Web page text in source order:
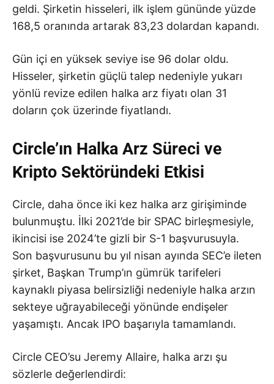
geldi. Şirketin hisseleri, ilk işlem gününde yüzde
168,5 oranında artarak 83,23 dolardan kapandı.
Gün içi en yüksek seviye ise 96 dolar oldu.
Hisseler, şirketin güçlü talep nedeniyle yukarı
yönlü revize edilen halka arz fiyatı olan 31
doların çok üzerinde fiyatlandı.
Circle’ın Halka Arz Süreci ve
Kripto Sektöründeki Etkisi
Circle, daha önce iki kez halka arz girişiminde
bulunmuştu. İlki 2021’de bir SPAC birleşmesiyle,
ikincisi ise 2024’te gizli bir S-1 başvurusuyla.
Son başvurusunu bu yıl nisan ayında SEC’e ileten
şirket, Başkan Trump’ın gümrük tarifeleri
kaynaklı piyasa belirsizliği nedeniyle halka arzın
sekteye uğrayabileceği yönünde endişeler
yaşamıştı. Ancak IPO başarıyla tamamlandı.
Circle CEO’su Jeremy Allaire, halka arzı şu
sözlerle değerlendirdi: